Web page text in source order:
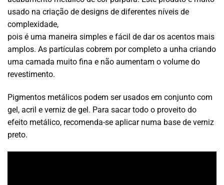
usado na criação de designs de diferentes níveis de
complexidade,
pois é uma maneira simples e fácil de dar os acentos mais
amplos. As partículas cobrem por completo a unha criando
uma camada muito fina e não aumentam o volume do
revestimento.
Pigmentos metálicos podem ser usados em conjunto com
gel, acril e verniz de gel. Para sacar todo o proveito do
efeito metálico, recomenda-se aplicar numa base de verniz
preto.